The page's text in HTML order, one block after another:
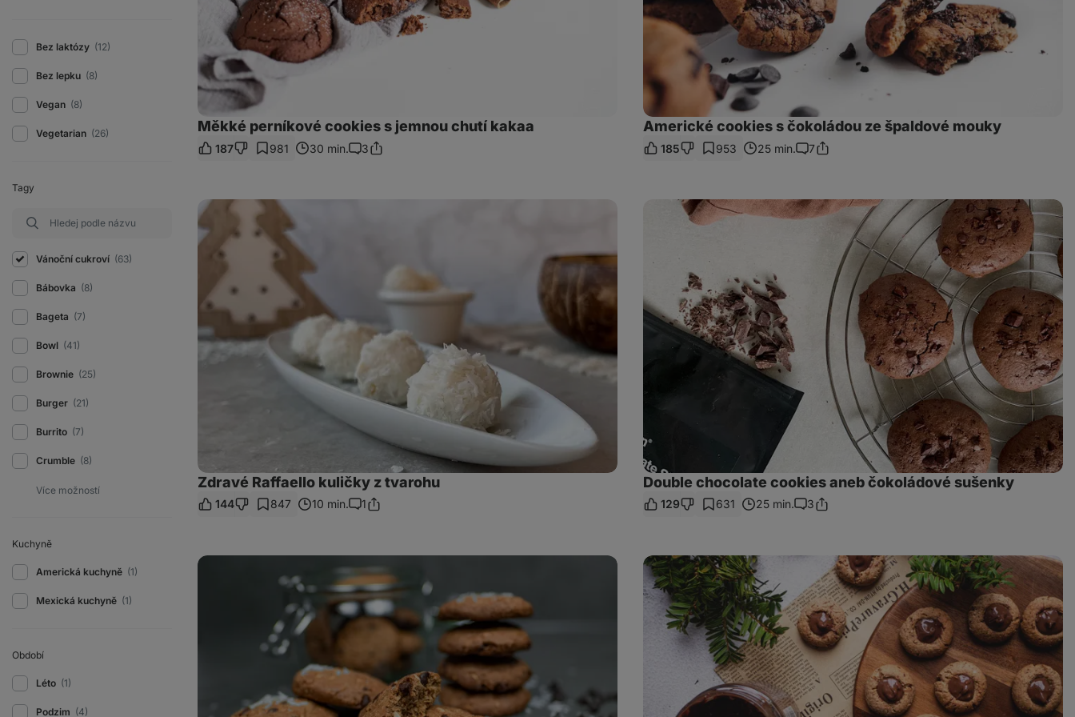
Bez laktózy (12)
Bez lepku (8)
Vegan (8)
Vegetarian (26)
Tagy
Vánoční cukroví (63)
Bábovka (8)
Bageta (7)
Bowl (41)
Brownie (25)
Burger (21)
Burrito (7)
Crumble (8)
Kuchyně
Americká kuchyně (1)
Mexická kuchyně (1)
Období
Léto (1)
Podzim (4)
Měkké perníkové cookies s jemnou chutí kakaa
187 981 30 min.
Komentáře
3Sdílet
Americké cookies s čokoládou ze špaldové mouky
185 953 25 min.
Komentáře
7Sdílet
Zdravé
Raffaello
kuličky
z
tvarohu
Zdravé Raffaello kuličky z tvarohu
144 847 10 min.
Komentáře
1Sdílet
sušenky
Double chocolate cookies aneb čokoládové sušenky
129 631 25 min.
Komentáře
3Sdílet
Čokoládové
Thumbprint
cookies